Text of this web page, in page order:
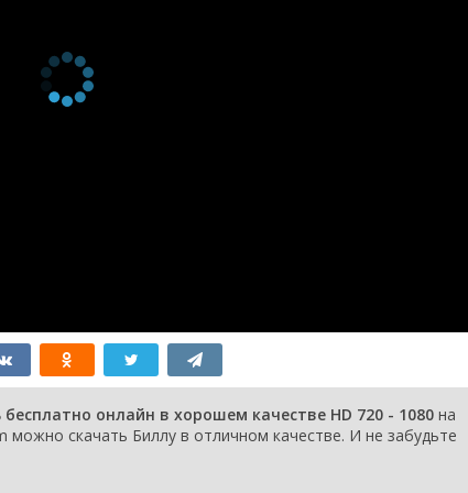
онлайн в хорошем качестве HD 720 - 1080 на
скачать Биллу в отличном качестве. И не забудьте